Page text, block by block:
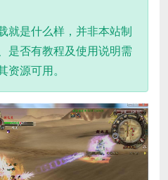
就是什么样，并非本站制
是否有教程及使用说明需
源可用。